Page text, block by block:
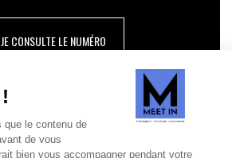
JE CONSULTE LE NUMÉRO